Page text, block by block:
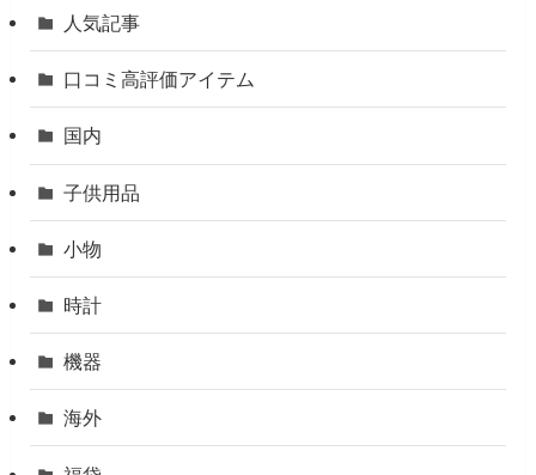
人気記事
口コミ高評価アイテム
国内
子供用品
小物
時計
機器
海外